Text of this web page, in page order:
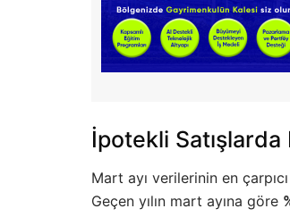
İpotekli
Mart ayı verilerinin en
Geçen yılın mart ayına göre